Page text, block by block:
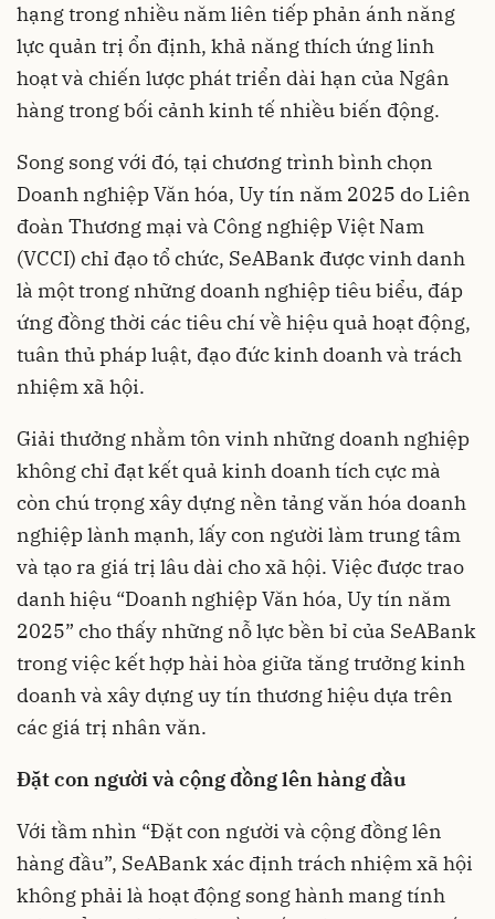
hạng trong nhiều năm liên tiếp phản ánh năng
lực quản trị ổn định, khả năng thích ứng linh
hoạt và chiến lược phát triển dài hạn của Ngân
hàng trong bối cảnh kinh tế nhiều biến động.
Song song với đó, tại chương trình bình chọn
Doanh nghiệp Văn hóa, Uy tín năm 2025 do Liên
đoàn Thương mại và Công nghiệp Việt Nam
(VCCI) chỉ đạo tổ chức, SeABank được vinh danh
là một trong những doanh nghiệp tiêu biểu, đáp
ứng đồng thời các tiêu chí về hiệu quả hoạt động,
tuân thủ pháp luật, đạo đức kinh doanh và trách
nhiệm xã hội.
Giải thưởng nhằm tôn vinh những doanh nghiệp
không chỉ đạt kết quả kinh doanh tích cực mà
còn chú trọng xây dựng nền tảng văn hóa doanh
nghiệp lành mạnh, lấy con người làm trung tâm
và tạo ra giá trị lâu dài cho xã hội. Việc được trao
danh hiệu “Doanh nghiệp Văn hóa, Uy tín năm
2025” cho thấy những nỗ lực bền bỉ của SeABank
trong việc kết hợp hài hòa giữa tăng trưởng kinh
doanh và xây dựng uy tín thương hiệu dựa trên
các giá trị nhân văn.
Đặt con người và cộng đồng lên hàng đầu
Với tầm nhìn “Đặt con người và cộng đồng lên
hàng đầu”, SeABank xác định trách nhiệm xã hội
không phải là hoạt động song hành mang tính